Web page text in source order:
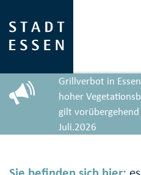
Grillverbot in
hoher
gilt
Juli.2026